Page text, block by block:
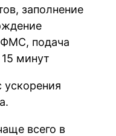
заполнение
ФМС, подача
минут
ускорения
всего в